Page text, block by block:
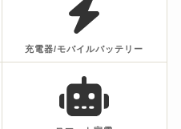
充電器/モバイルバッテリー